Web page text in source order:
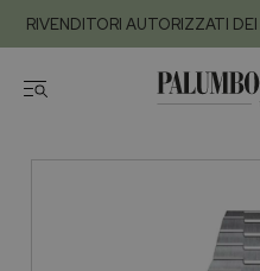
RIVENDITORI AUTORIZZATI